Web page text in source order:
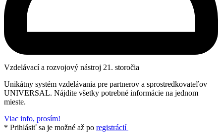
Vzdelávací a rozvojový nástroj 21. storočia
Unikátny systém vzdelávania pre partnerov a sprostredkovateľov
UNIVERSAL. Nájdite všetky potrebné informácie na jednom
mieste.
Viac info, prosím!
* Prihlásiť sa je možné až po registrácií